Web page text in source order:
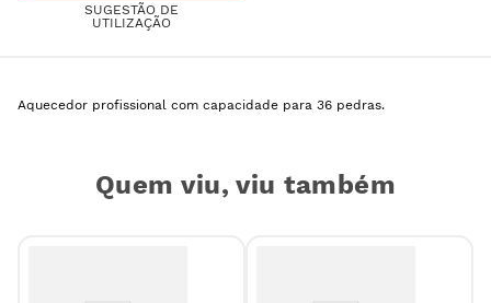
SUGESTÃO DE
UTILIZAÇÃO
Aquecedor profissional com capacidade para 36 pedras.
Quem viu, viu também